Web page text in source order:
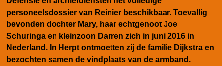
personeelsdossier van Reinier beschikbaar. Toevallig
bevonden dochter Mary, haar echtgenoot Joe
Schuringa en kleinzoon Darren zich in juni 2016 in
Nederland. In Herpt ontmoetten zij de familie Dijkstra en
bezochten samen de vindplaats van de armband.